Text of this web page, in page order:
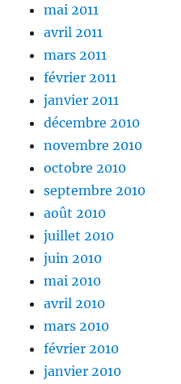
mai 2011
avril 2011
mars 2011
février 2011
janvier 2011
décembre 2010
novembre 2010
octobre 2010
septembre 2010
août 2010
juillet 2010
juin 2010
mai 2010
avril 2010
mars 2010
février 2010
janvier 2010